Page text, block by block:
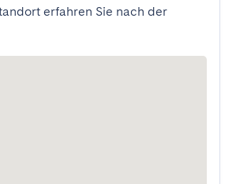
erfahren Sie nach der